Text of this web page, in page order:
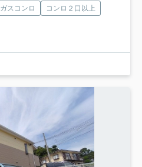
ガスコンロ
コンロ２口以上